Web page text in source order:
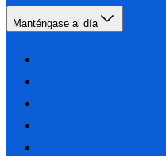
Manténgase al día